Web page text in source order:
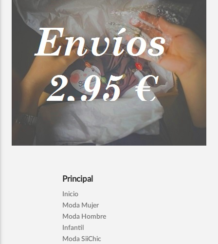
Principal
Inicio
Moda Mujer
Moda Hombre
Infantil
Moda SiiChic